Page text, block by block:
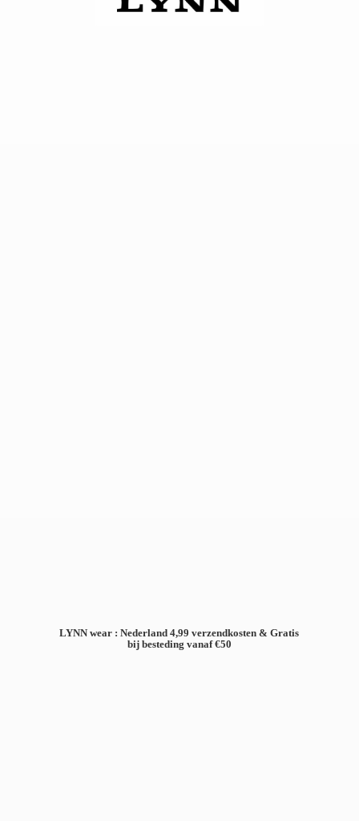
LYNN wear : Nederland 4,99 verzendkosten & Gratis
bij besteding vanaf €50